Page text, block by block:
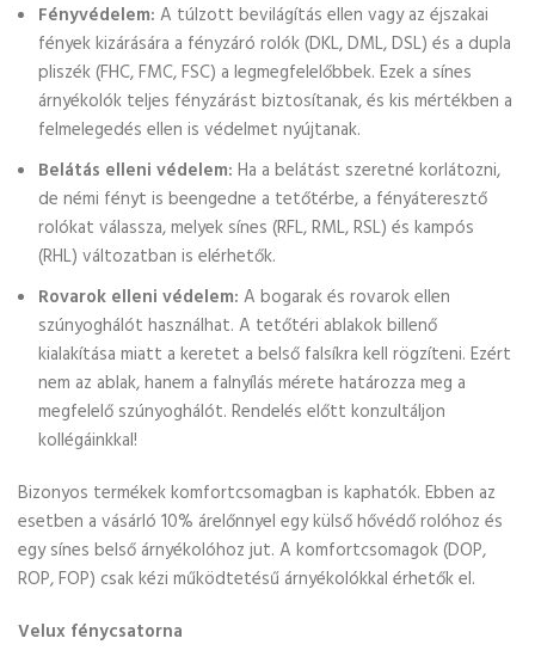
Fényvédelem: A túlzott bevilágítás ellen vagy az éjszakai
fények kizárására a fényzáró rolók (DKL, DML, DSL) és a dupla
pliszék (FHC, FMC, FSC) a legmegfelelőbbek. Ezek a sínes
árnyékolók teljes fényzárást biztosítanak, és kis mértékben a
felmelegedés ellen is védelmet nyújtanak.
Belátás elleni védelem: Ha a belátást szeretné korlátozni,
de némi fényt is beengedne a tetőtérbe, a fényáteresztő
rolókat válassza, melyek sínes (RFL, RML, RSL) és kampós
(RHL) változatban is elérhetők.
Rovarok elleni védelem: A bogarak és rovarok ellen
szúnyoghálót használhat. A tetőtéri ablakok billenő
kialakítása miatt a keretet a belső falsíkra kell rögzíteni. Ezért
nem az ablak, hanem a falnyílás mérete határozza meg a
megfelelő szúnyoghálót. Rendelés előtt konzultáljon
kollégáinkkal!
Bizonyos termékek komfortcsomagban is kaphatók. Ebben az
esetben a vásárló 10% árelőnnyel egy külső hővédő rolóhoz és
egy sínes belső árnyékolóhoz jut. A komfortcsomagok (DOP,
ROP, FOP) csak kézi működtetésű árnyékolókkal érhetők el.
Velux fénycsatorna